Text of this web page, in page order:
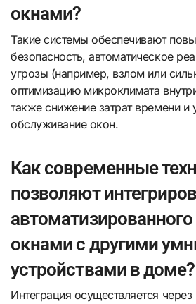
окнами?
Такие системы обеспечивают
безопасность, автоматическое
угрозы (например, взлом или
оптимизацию микроклимата
также снижение затрат времени и
обслуживание окон.
Как современные
позволяют
автоматизированного
окнами с другими
устройствами в доме?
Интеграция осуществляется